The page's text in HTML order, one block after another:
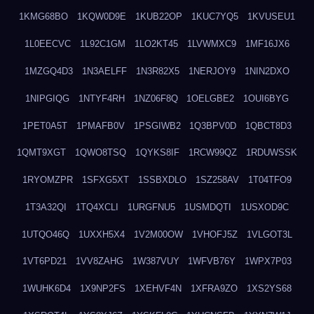
1KMG68BO 1KQW0D9E 1KUB22OP 1KUC7YQ5 1KVUSEU1
1L0EECVC 1L92C1GM 1LO2KT45 1LVWMXC9 1MF16JX6
1MZGQ4D3 1N3AELFF 1N3R82X5 1NERJOY9 1NIN2DXO
1NIPGIQG 1NTYF4RH 1NZ06F8Q 1OELGBE2 1OUI6BYG
1PET0A5T 1PMAFB0V 1PSGIWB2 1Q3BPV0D 1QBCT8D3
1QMT9XGT 1QWO8TSQ 1QYKS8IF 1RCW99QZ 1RDUWSSK
1RYOMZPR 1SFXG5XT 1SSBXDLO 1SZ258AV 1T04TFO9
1T3A32QI 1TQ4XCLI 1URGFNU5 1USMDQTI 1USXOD9C
1UTQO46Q 1UXXH5X4 1V2M00OW 1VHOFJ5Z 1VLGOT3L
1VT6PD21 1VV8ZAHG 1W387VUY 1WFVB76Y 1WPX7P03
1WUHK6D4 1X9NP2FS 1XEHVF4N 1XFRA9ZO 1XS2YS68